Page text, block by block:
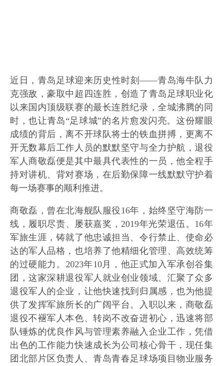
近日，青岛足球迎来历史性时刻——青岛海牛队力
克强敌，豪取中超四连胜，创造了青岛足球职业化
以来国内顶级联赛的最长连胜纪录，全城沸腾的同
时，也让青岛“足球城”的名片愈发闪亮。这份耀眼
成绩的背后，离不开球队将士的铁血拼搏，更离不
开无数幕后工作人员的默默坚守与全力护航，退役
军人商敬磊便是其中最具代表性的一员，他全程手
持对讲机、背对赛场，在后勤保障一线默默守护着
每一场赛事的顺利推进。
商敬磊，曾在北海舰队服役16年，始终坚守海防一
线，履职尽责、屡获嘉奖，2019年光荣退伍。16年
军旅生涯，铸就了他忠诚担当、令行禁止、使命必
达的军人品格，也培养了他精细化管理、高效统筹
的过硬能力。2023年10月，他正式加入军承创谷集
团，这家深耕退役军人就业创业领域、汇聚了众多
退役军人的企业，让他快速找到归属感，也为他提
供了发挥军旅所长的广阔平台。入职以来，商敬磊
退役不褪军人本色、转岗不改奋进初心，迅速将部
队锤炼的优良作风与管理素养融入企业工作，凭借
出色的工作能力快速成长为公司核心骨干，现任集
团北部片区负责人、青岛青春足球场项目物业服务